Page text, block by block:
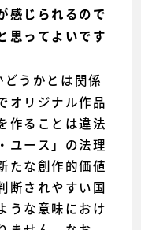
感じられるので
思ってよいです
どうかとは関係
オリジナル作品
作ることは違法
ユース」の法理
たな創作的価値
断されやすい国
うな意味におけ